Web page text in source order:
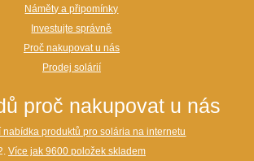
Náměty a připomínky
Investujte správně
Proč nakupovat u nás
Prodej solárií
proč nakupovat u nás
nabídka produktů pro solária na internetu
Více jak 9600 položek skladem